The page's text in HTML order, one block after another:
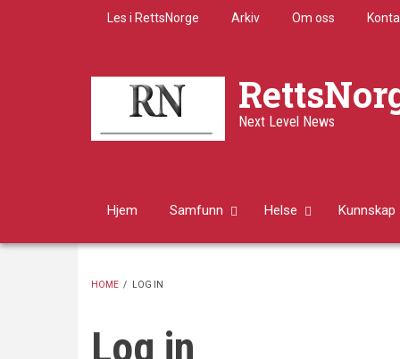
Les i RettsNorge Arkiv Om oss
Next Level News
Hjem Samfunn Helse Kunnskap
HOME / LOG IN
Log in